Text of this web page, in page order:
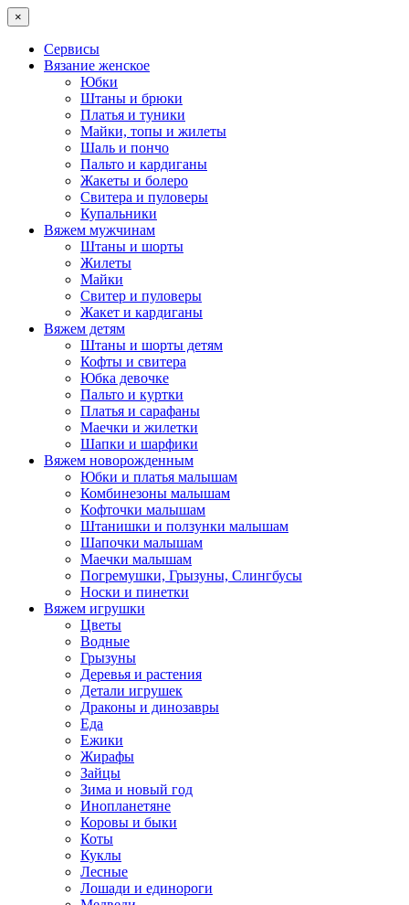
×
Сервисы
Вязание женское
Юбки
Штаны и брюки
Платья и туники
Майки, топы и жилеты
Шаль и пончо
Пальто и кардиганы
Жакеты и болеро
Свитера и пуловеры
Купальники
Вяжем мужчинам
Штаны и шорты
Жилеты
Майки
Свитер и пуловеры
Жакет и кардиганы
Вяжем детям
Штаны и шорты детям
Кофты и свитера
Юбка девочке
Пальто и куртки
Платья и сарафаны
Маечки и жилетки
Шапки и шарфики
Вяжем новорожденным
Юбки и платья малышам
Комбинезоны малышам
Кофточки малышам
Штанишки и ползунки малышам
Шапочки малышам
Маечки малышам
Погремушки, Грызуны, Слингбусы
Носки и пинетки
Вяжем игрушки
Цветы
Водные
Грызуны
Деревья и растения
Детали игрушек
Драконы и динозавры
Еда
Ежики
Жирафы
Зайцы
Зима и новый год
Инопланетяне
Коровы и быки
Коты
Куклы
Лесные
Лошади и единороги